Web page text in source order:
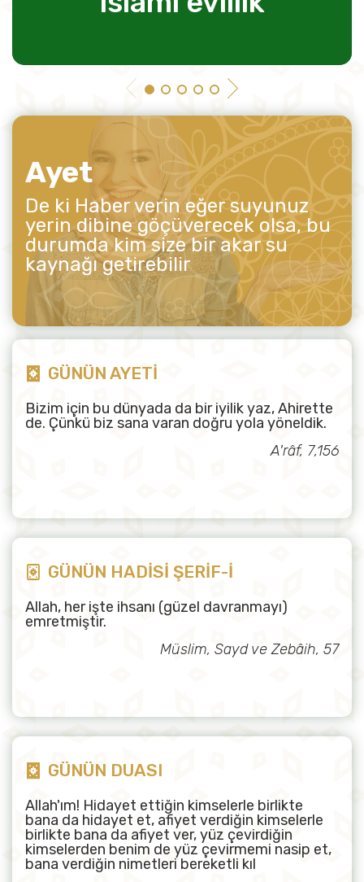
Ayet
De ki Haber verin eğer suyunuz
yerin dibine göçüverecek olsa, bu
durumda kim size bir akar su
kaynağı getirebilir
GÜNÜN AYETİ
Bizim için bu dünyada da bir iyilik yaz, Ahirette
de. Çünkü biz sana varan doğru yola yöneldik.
A'râf, 7,156
GÜNÜN HADİSİ ŞERİF-İ
Allah, her işte ihsanı (güzel davranmayı)
emretmiştir.
Müslim, Sayd ve Zebâih, 57
GÜNÜN DUASI
Allah'ım! Hidayet ettiğin kimselerle birlikte
bana da hidayet et, afiyet verdiğin kimselerle
birlikte bana da afiyet ver, yüz çevirdiğin
kimselerden benim de yüz çevirmemi nasip et,
bana verdiğin nimetleri bereketli kıl